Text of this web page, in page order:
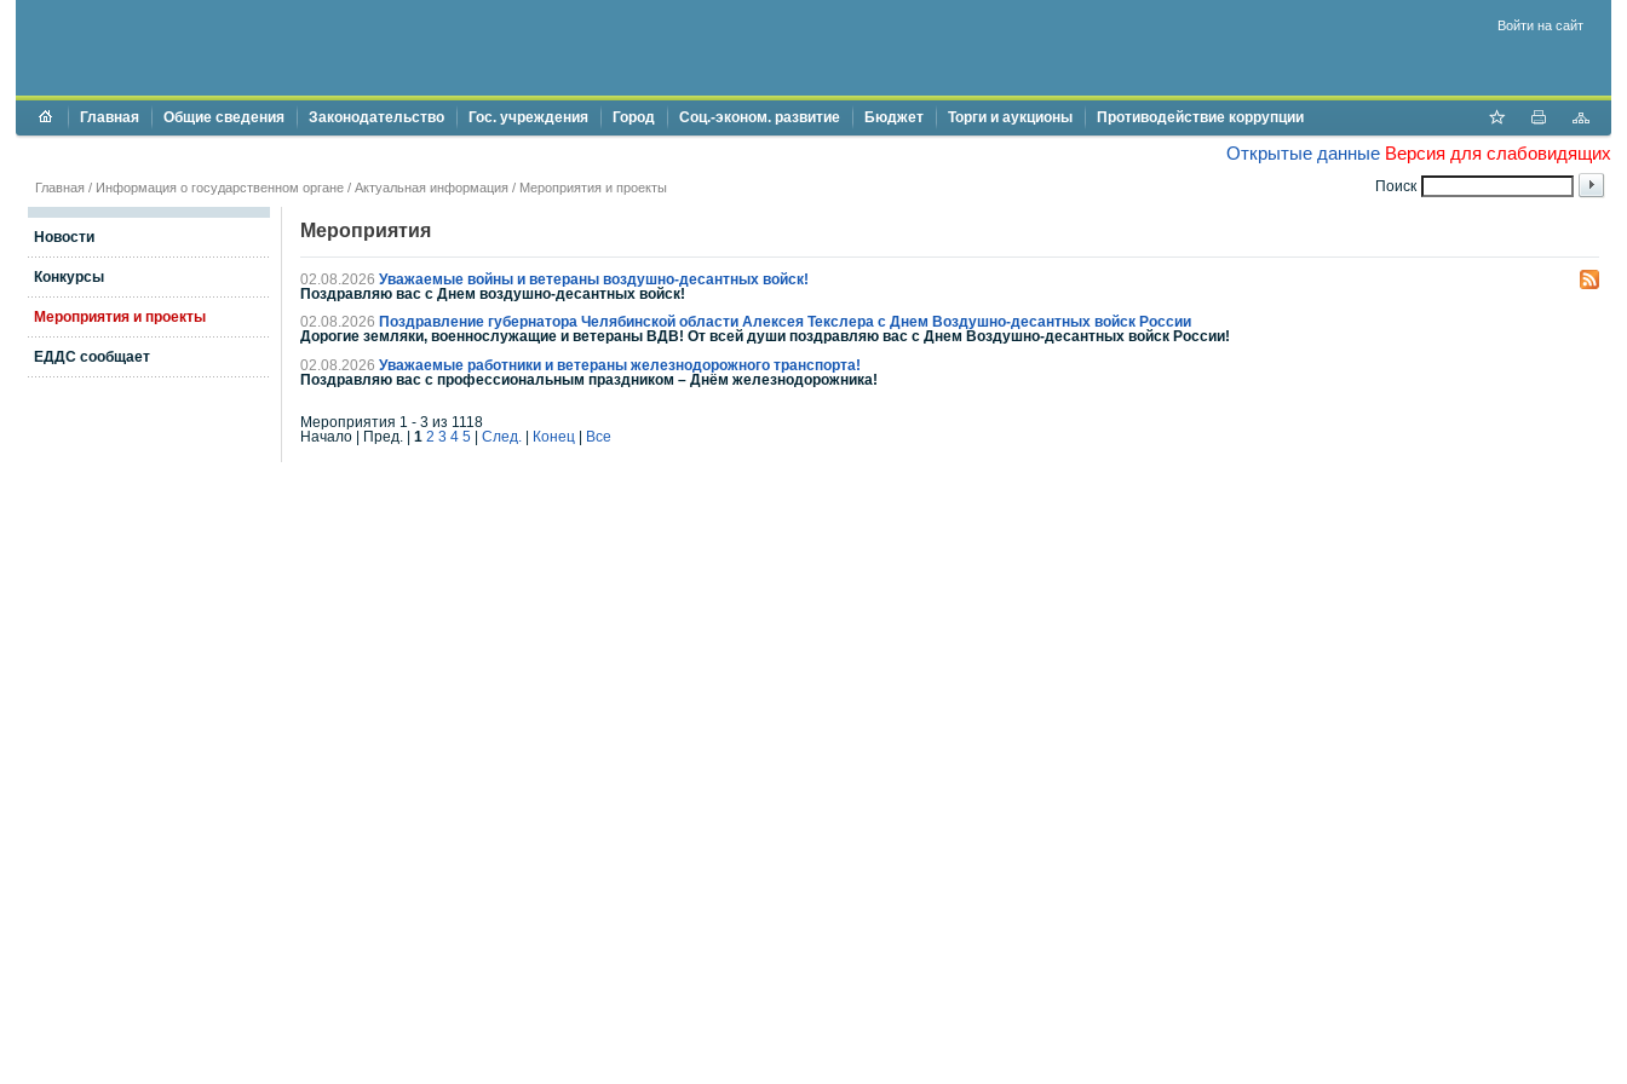
Войти на сайт
Главная Общие сведения Законодательство Гос. учреждения Город Соц.-эконом. развитие Бюджет Торги и аукционы Противодействие коррупции
Открытые данные Версия для слабовидящих
Поиск
Главная / Информация о государственном органе / Актуальная информация / Мероприятия и проекты
Новости
Конкурсы
Мероприятия и проекты
ЕДДС сообщает
Мероприятия
02.08.2026 Уважаемые войны и ветераны воздушно-десантных войск!
Поздравляю вас с Днем воздушно-десантных войск!
02.08.2026 Поздравление губернатора Челябинской области Алексея Текслера с Днем Воздушно-десантных войск России
Дорогие земляки, военнослужащие и ветераны ВДВ! От всей души поздравляю вас с Днем Воздушно-десантных войск России!
02.08.2026 Уважаемые работники и ветераны железнодорожного транспорта!
Поздравляю вас с профессиональным праздником – Днём железнодорожника!
Мероприятия 1 - 3 из 1118
Начало | Пред. | 1 2 3 4 5 След. Конец Все